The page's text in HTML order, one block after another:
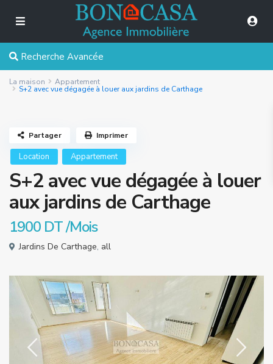
Recherche Avancée
La maison Appartement
S+2 avec vue dégagée à louer aux jardins de Carthage
Location Appartement
S+2 avec vue dégagée à louer
aux jardins de Carthage
1900 DT/Mois
Jardins De Carthage, all
Partager Imprimer